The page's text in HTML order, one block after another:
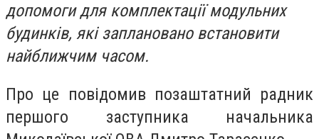
допомоги для комплектації модульних
будинків, які заплановано встановити
найближчим часом.
Про це повідомив позаштатний радник
першого заступника начальника